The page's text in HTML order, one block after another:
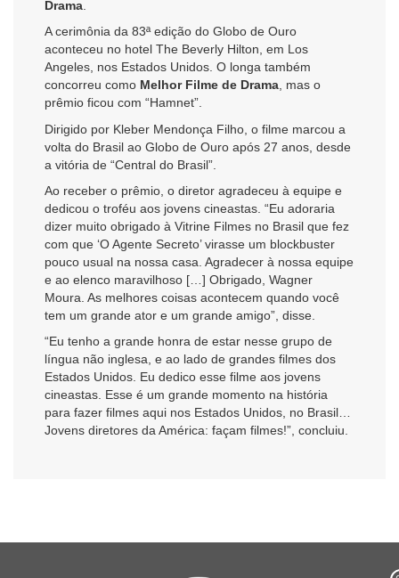
Drama
A cerimônia da 83ª edição do Globo de Ouro
aconteceu no hotel The Beverly Hilton, em Los
Angeles, nos Estados Unidos. O longa também
concorreu como Melhor Filme de Drama , mas o
prêmio ficou com “Hamnet”.
Dirigido por Kleber Mendonça Filho, o filme marcou a
volta do Brasil ao Globo de Ouro após 27 anos, desde
a vitória de “Central do Brasil”.
Ao receber o prêmio, o diretor agradeceu à equipe e
dedicou o troféu aos jovens cineastas. “Eu adoraria
dizer muito obrigado à Vitrine Filmes no Brasil que fez
com que ‘O Agente Secreto’ virasse um blockbuster
pouco usual na nossa casa. Agradecer à nossa equipe
e ao elenco maravilhoso […] Obrigado, Wagner
Moura. As melhores coisas acontecem quando você
tem um grande ator e um grande amigo”, disse.
“Eu tenho a grande honra de estar nesse grupo de
língua não inglesa, e ao lado de grandes filmes dos
Estados Unidos. Eu dedico esse filme aos jovens
cineastas. Esse é um grande momento na história
para fazer filmes aqui nos Estados Unidos, no Brasil…
Jovens diretores da América: façam filmes!”, concluiu.